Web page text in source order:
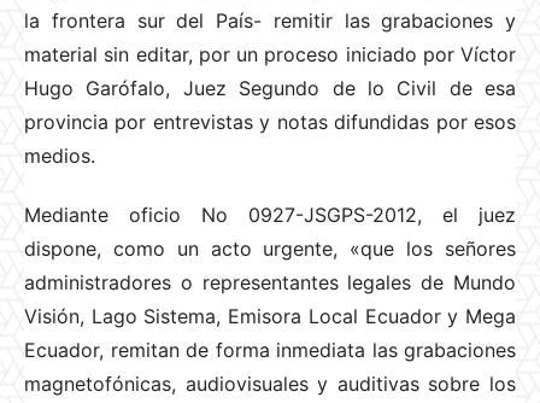
la frontera sur del País- remitir las grabaciones y
material sin editar, por un proceso iniciado por Víctor
Hugo Garófalo, Juez Segundo de lo Civil de esa
provincia por entrevistas y notas difundidas por esos
medios.
Mediante oficio No 0927-JSGPS-2012, el juez
dispone, como un acto urgente, «que los señores
administradores o representantes legales de Mundo
Visión, Lago Sistema, Emisora Local Ecuador y Mega
Ecuador, remitan de forma inmediata las grabaciones
magnetofónicas, audiovisuales y auditivas sobre los